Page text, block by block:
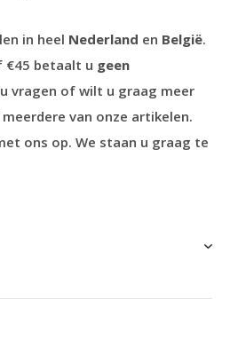
in heel Nederland en België.
€45 betaalt u geen
vragen of wilt u graag meer
van onze artikelen.
ons op. We staan u graag te